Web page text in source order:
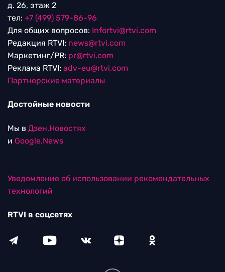
д. 26, этаж 2
тел: +7 (499) 579-86-96
Для общих вопросов: Infortvi@rtvi.com
Редакция RTVI: news@rtvi.com
Маркетинг/PR: pr@rtvi.com
Реклама RTVI: adv-eu@rtvi.com
Партнерские материалы
Достойные новости
Мы в Дзен.Новостях
и Google.News
Уведомление об использовании рекомендательных
технологий
RTVI в соцсетях